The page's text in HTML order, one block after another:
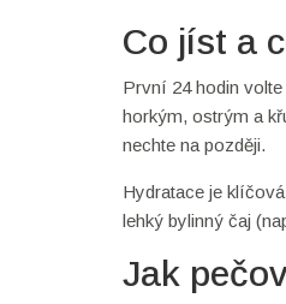
Co jíst a
První 24 hodin
horkým, ostrým a
nechte na později.
Hydratace je
lehký bylinný čaj
Jak